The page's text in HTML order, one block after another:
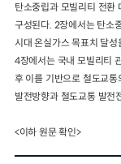
탄소중립과 모빌리티 전환
구성된다. 2장에서는 탄소
시대 온실가스 목표치 달
4장에서는 국내 모빌리티
후 이를 기반으로 철도교
발전방향과 철도교통 발전
<이하 원문 확인>